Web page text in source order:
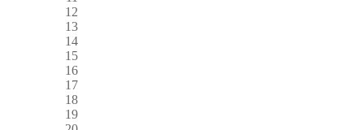
12
13
14
15
16
17
18
19